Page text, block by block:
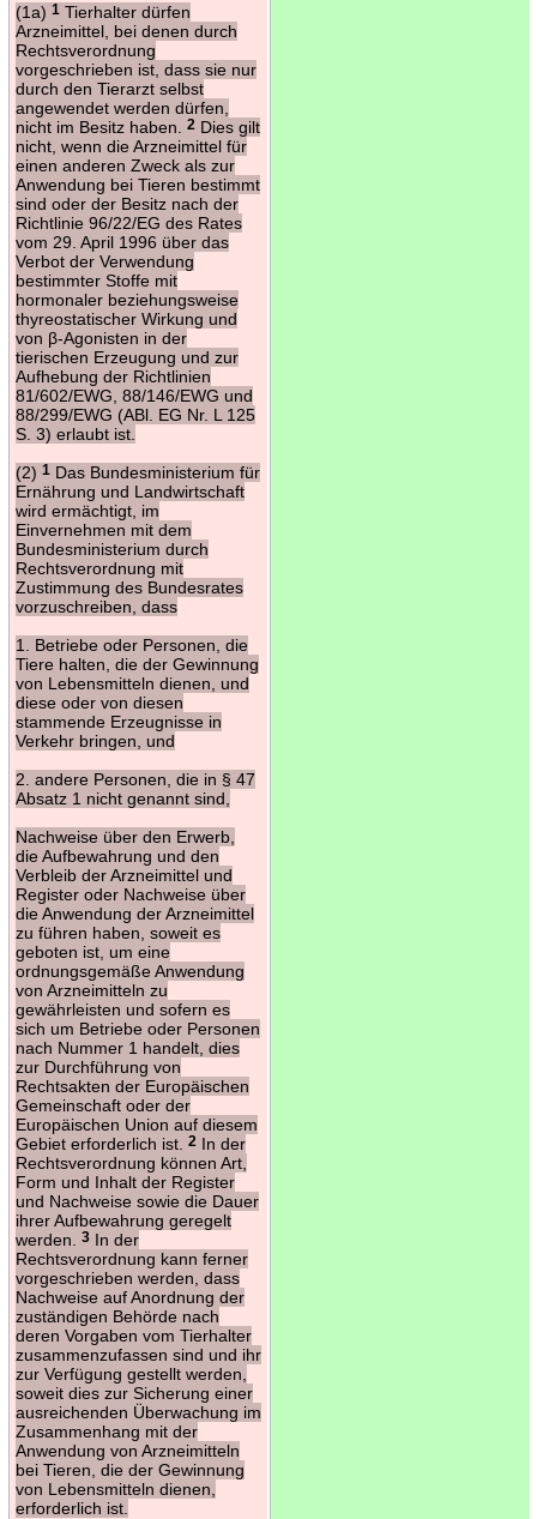
(1a) 1Tierhalter dürfen
Arzneimittel, bei denen durch
Rechtsverordnung
vorgeschrieben ist, dass sie nur
durch den Tierarzt selbst
angewendet werden dürfen,
nicht im Besitz haben.
2Dies gilt
nicht, wenn die Arzneimittel für
einen anderen Zweck als zur
Anwendung bei Tieren bestimmt
sind oder der Besitz nach der
Richtlinie 96/22/EG des Rates
vom 29. April 1996 über das
Verbot der Verwendung
bestimmter Stoffe mit
hormonaler beziehungsweise
thyreostatischer Wirkung und
von β-Agonisten in der
tierischen Erzeugung und zur
Aufhebung der Richtlinien
81/602/EWG, 88/146/EWG und
88/299/EWG (ABl. EG Nr. L 125
S. 3) erlaubt ist.
(2) 1Das Bundesministerium für
Ernährung und Landwirtschaft
wird ermächtigt, im
Einvernehmen mit dem
Bundesministerium durch
Rechtsverordnung mit
Zustimmung des Bundesrates
vorzuschreiben, dass
1. Betriebe oder Personen, die
Tiere halten, die der Gewinnung
von Lebensmitteln dienen, und
diese oder von diesen
stammende Erzeugnisse in
Verkehr bringen, und
2. andere Personen, die in § 47
Absatz 1 nicht genannt sind,
Nachweise über den Erwerb,
die Aufbewahrung und den
Verbleib der Arzneimittel und
Register oder Nachweise über
die Anwendung der Arzneimittel
zu führen haben, soweit es
geboten ist, um eine
ordnungsgemäße Anwendung
von Arzneimitteln zu
gewährleisten und sofern es
sich um Betriebe oder Personen
nach Nummer 1 handelt, dies
zur Durchführung von
Rechtsakten der Europäischen
Gemeinschaft oder der
Europäischen Union auf diesem
Gebiet erforderlich ist.
2In der
Rechtsverordnung können Art,
Form und Inhalt der Register
und Nachweise sowie die Dauer
ihrer Aufbewahrung geregelt
werden.
3In der
Rechtsverordnung kann ferner
vorgeschrieben werden, dass
Nachweise auf Anordnung der
zuständigen Behörde nach
deren Vorgaben vom Tierhalter
zusammenzufassen sind und ihr
zur Verfügung gestellt werden,
soweit dies zur Sicherung einer
ausreichenden Überwachung im
Zusammenhang mit der
Anwendung von Arzneimitteln
bei Tieren, die der Gewinnung
von Lebensmitteln dienen,
erforderlich ist.